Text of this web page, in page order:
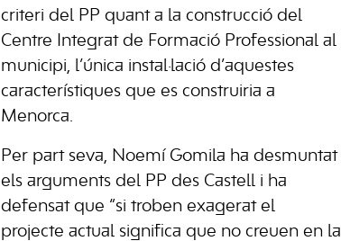
criteri del PP quant a la construcció del
Centre Integrat de Formació Professional al
municipi, l’única instal·lació d’aquestes
característiques que es construiria a
Menorca.
Per part seva, Noemí Gomila ha desmuntat
els arguments del PP des Castell i ha
defensat que “si troben exagerat el
projecte actual significa que no creuen en la